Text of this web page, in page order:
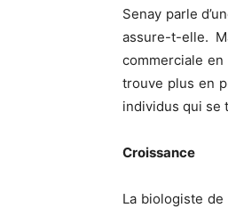
Senay parle
assure-t-elle.
commerciale
trouve plus en
individus qui se
Croissance
La biologiste de